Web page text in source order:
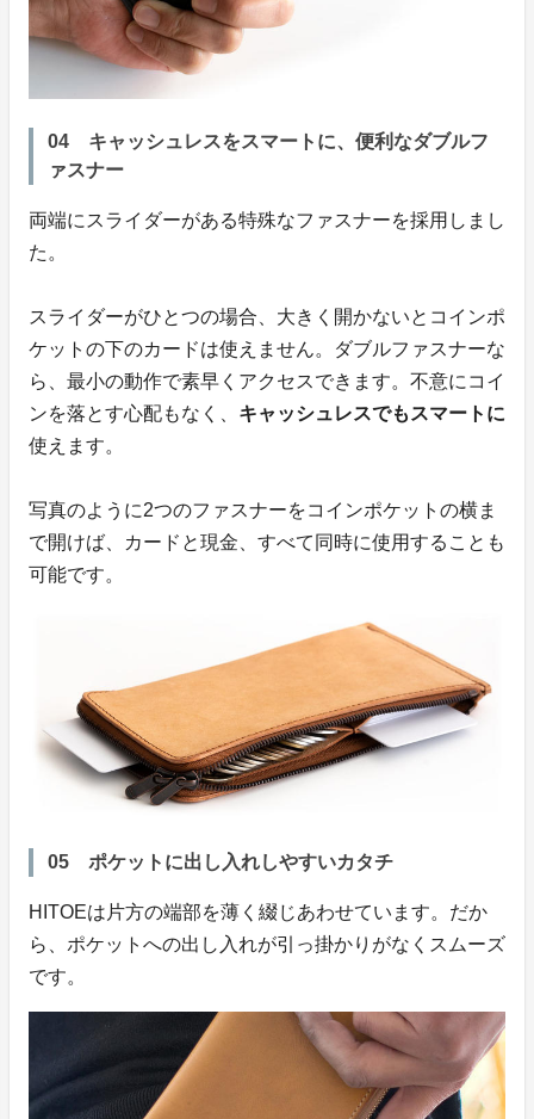
04 キャッシュレスをスマートに、便利なダブルフ
ァスナー
両端にスライダーがある特殊なファスナーを採用しまし
た。
スライダーがひとつの場合、大きく開かないとコインポ
ケットの下のカードは使えません。ダブルファスナーな
ら、最小の動作で素早くアクセスできます。不意にコイ
ンを落とす心配もなく、 キャッシュレスでもスマートに
使えます。
写真のように2つのファスナーをコインポケットの横ま
で開けば、カードと現金、すべて同時に使用することも
可能です。
05 ポケットに出し入れしやすいカタチ
HITOEは片方の端部を薄く綴じあわせています。だか
ら、ポケットへの出し入れが引っ掛かりがなくスムーズ
です。